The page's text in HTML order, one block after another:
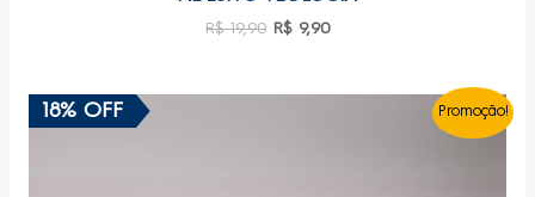
R$19,90 R$9,90
Promoção!
18% OFF